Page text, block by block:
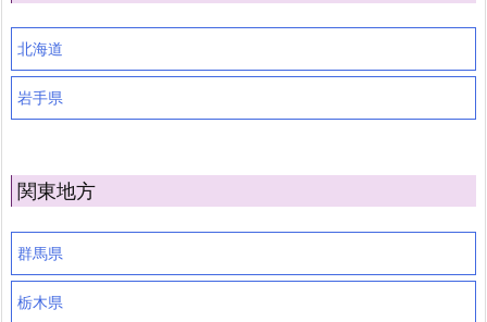
北海道
岩手県
関東地方
群馬県
栃木県